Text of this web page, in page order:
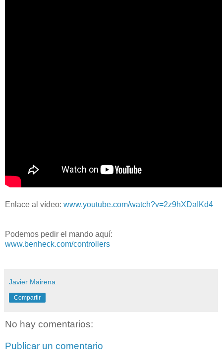
Enlace al vídeo: www.youtube.com/watch?v=2z9hXDaIKd4
Podemos pedir el mando aquí:
www.benheck.com/controllers
Javier Mairena
Compartir
No hay comentarios:
Publicar un comentario